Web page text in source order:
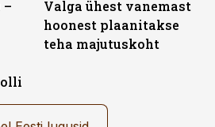
–
Valga ühest vanemast
hoonest plaanitakse
teha majutuskoht